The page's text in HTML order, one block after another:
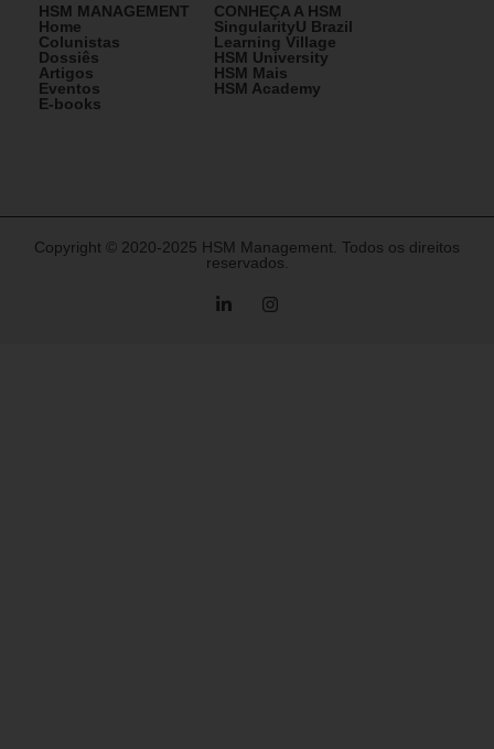
HSM MANAGEMENT
Home
Colunistas
Dossiês
Artigos
Eventos
E-books
CONHEÇA A HSM
SingularityU Brazil
Learning Village
HSM University
HSM Mais
HSM Academy
Copyright © 2020-2025 HSM Management. Todos os direitos
reservados.